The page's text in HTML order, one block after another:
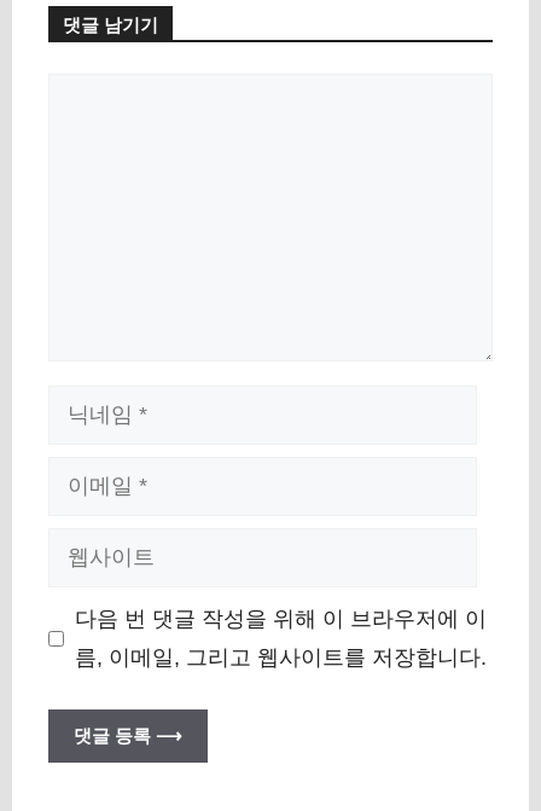
댓글 남기기
다음 번 댓글 작성을 위해 이 브라우저에 이
름, 이메일, 그리고 웹사이트를 저장합니다.